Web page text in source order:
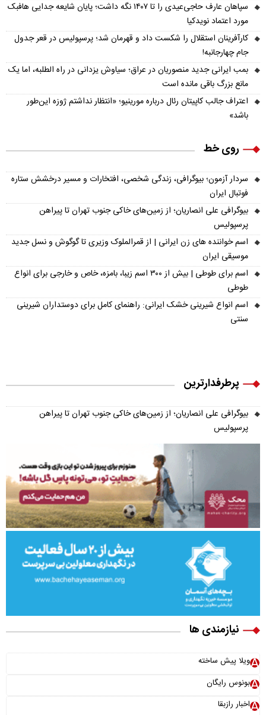
سپاهان عارف حاجی‌عیدی را تا ۱۴۰۷ نگه داشت؛ پایان شایعه جدایی هافبک
مورد اعتماد نویدکیا
کارآفرینان استقلال را شکست داد و قهرمان شد؛ پرسپولیس در قعر جدول
جام چهارجانبه!
بمب ایرانی جدید منصوریان در عراق؛ سیاوش یزدانی در راه الطلبه، اما یک
مانع بزرگ باقی مانده است
اعتراف جالب کاپیتان رئال درباره مورینیو؛ «انتظار نداشتم ژوزه این‌طور
باشد»
روی خط
سردار آزمون؛ بیوگرافی، زندگی شخصی، افتخارات و مسیر درخشش ستاره
فوتبال ایران
بیوگرافی علی انصاریان؛ از زمین‌های خاکی جنوب تهران تا پیراهن
پرسپولیس
اسم خواننده های زن ایرانی | از قمرالملوک وزیری تا گوگوش و نسل جدید
موسیقی ایران
اسم برای طوطی | بیش از ۳۰۰ اسم زیبا، بامزه، خاص و خارجی برای انواع
طوطی
اسم انواع شیرینی خشک ایرانی: راهنمای کامل برای دوستداران شیرینی
سنتی
پرطرفدارترین
بیوگرافی علی انصاریان؛ از زمین‌های خاکی جنوب تهران تا پیراهن
پرسپولیس
نیازمندی ها
ویلا پیش ساخته
بونوس رایگان
اخبار رازبقا